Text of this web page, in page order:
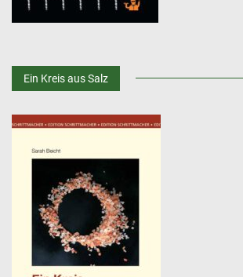
Ein Kreis aus Salz